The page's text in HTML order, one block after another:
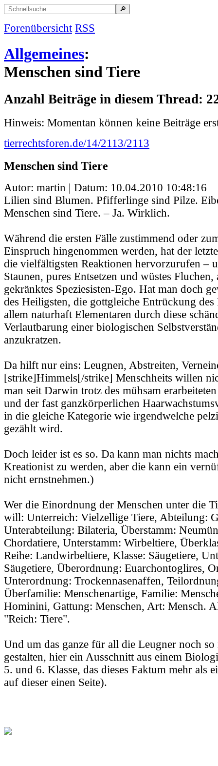
Forenübersicht RSS
Allgemeines:
Menschen sind Tiere
Anzahl Beiträge in diesem Thread:
Hinweis: Momentan können keine Beiträge
tierrechtsforen.de/14/2113/2113
Menschen sind Tiere
Autor: martin | Datum: 10.04.2010 10:48:16
Lilien sind Blumen. Pfifferlinge sind Pilze.
Menschen sind Tiere. – Ja. Wirklich.
Während die ersten Fälle zustimmend oder
Einspruch hingenommen werden, hat der
die vielfältigsten Reaktionen hervorzurufen –
Staunen, pures Entsetzen und wüstes
gekränktes Speziesisten-Ego. Hat man doch
des Heiligsten, die gottgleiche Entrückung
allem naturhaft Elementaren durch diese
Verlautbarung einer biologischen
anzukratzen.
Da hilft nur eins: Leugnen, Abstreiten,
[strike]Himmels[/strike] Menschheits willen
man seit Darwin trotz des mühsam
und der fast ganzkörperlichen
in die gleiche Kategorie wie irgendwelche
gezählt wird.
Doch leider ist es so. Da kann man nichts
Kreationist zu werden, aber die kann ein
nicht ernstnehmen.)
Wer die Einordnung der Menschen unter die
will: Unterreich: Vielzellige Tiere, Abteilung:
Unterabteilung: Bilateria, Überstamm:
Chordatiere, Unterstamm: Wirbeltiere,
Reihe: Landwirbeltiere, Klasse: Säugetiere,
Säugetiere, Überordnung: Euarchontoglires,
Unterordnung: Trockennasenaffen,
Überfamilie: Menschenartige, Familie:
Hominini, Gattung: Menschen, Art: Mensch.
"Reich: Tiere".
Und um das ganze für all die Leugner noch
gestalten, hier ein Ausschnitt aus einem
5. und 6. Klasse, das dieses Faktum mehr als
auf dieser einen Seite).